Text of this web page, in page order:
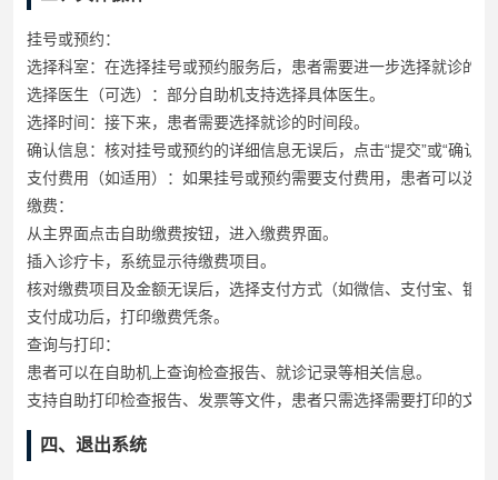
挂号或预约：
选择科室：在选择挂号或预约服务后，患者需要进一步选择就诊的科
选择医生（可选）：部分自助机支持选择具体医生。
选择时间：接下来，患者需要选择就诊的时间段。
确认信息：核对挂号或预约的详细信息无误后，点击“提交”或“确认”
支付费用（如适用）：如果挂号或预约需要支付费用，患者可以选
缴费：
从主界面点击自助缴费按钮，进入缴费界面。
插入诊疗卡，系统显示待缴费项目。
核对缴费项目及金额无误后，选择支付方式（如微信、支付宝、银
支付成功后，打印缴费凭条。
查询与打印：
患者可以在自助机上查询检查报告、就诊记录等相关信息。
支持自助打印检查报告、发票等文件，患者只需选择需要打印的文件
四、退出系统